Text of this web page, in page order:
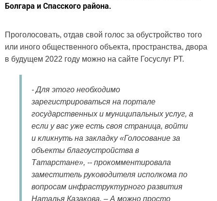
Болгара и Спасского района.
Проголосовать, отдав свой голос за обустройство того
или иного общественного объекта, пространства, двора
в будущем 2022 году можно на сайте Госуслуг РТ.
- Для этого необходимо
зарегистрироваться на портале
государственных и муниципальных услуг, а
если у вас уже есть своя страница, войти
и кликнуть на закладку «Голосование за
объекты благоустройства в
Татарстане», -- прокомментировала
заместитель руководителя исполкома по
вопросам инфраструктурного развития
Наталья Казакова. – А можно просто